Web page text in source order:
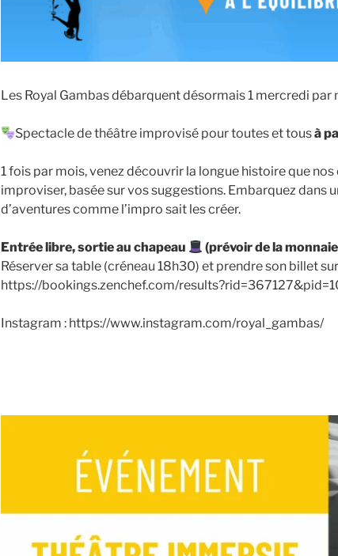
Les Royal Gambas débarquent désormais 1 mercredi
Spectacle de théâtre improvisé pour toutes et tousà
1 fois par mois, venez découvrir la longue histoire que
improviser, basée sur vos suggestions. Embarquez dans
d’aventures comme l’impro sait les créer.
Entrée libre, sortie au chapeau
(prévoir de la
Réserver sa table (créneau 18h30) et prendre son billet
https://bookings.zenchef.com/
Instagram : https://www.instagram.com/royal_gambas/